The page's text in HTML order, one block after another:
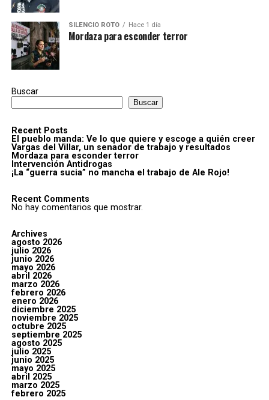
SILENCIO ROTO Hace 1 día
Mordaza para esconder terror
Buscar
Buscar
Recent Posts
El pueblo manda: Ve lo que quiere y escoge a quién creer
Vargas del Villar, un senador de trabajo y resultados
Mordaza para esconder terror
Intervención Antidrogas
¡La “guerra sucia” no mancha el trabajo de Ale Rojo!
Recent Comments
No hay comentarios que mostrar.
Archives
agosto 2026
julio 2026
junio 2026
mayo 2026
abril 2026
marzo 2026
febrero 2026
enero 2026
diciembre 2025
noviembre 2025
octubre 2025
septiembre 2025
agosto 2025
julio 2025
junio 2025
mayo 2025
abril 2025
marzo 2025
febrero 2025